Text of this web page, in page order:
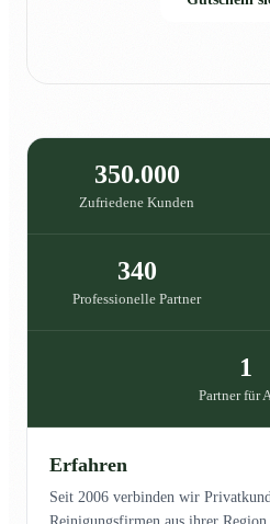
350.000
Zufriedene Kunden
340
Professionelle Partner
1
Partner für
Erfahren
Seit 2006 verbinden wir